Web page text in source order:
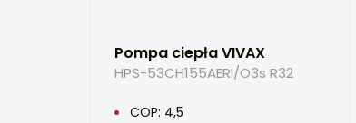
Pompa ciepła VIVAX
HPS-53CH155AERI/O3s R32
COP: 4,5